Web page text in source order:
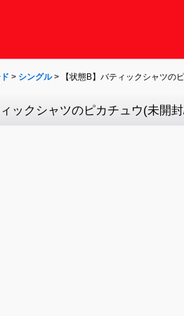
> シングル > 【状態B】バティックシャツの
ィックシャツのピカチュウ(未開